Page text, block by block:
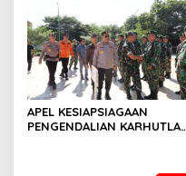
APEL KESIAPSIAGAAN
PENGENDALIAN KARHUTLA